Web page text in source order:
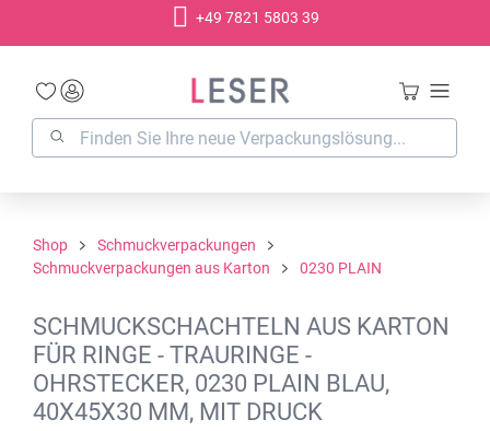
+49 7821 5803 39
Shop
Schmuckverpackungen
Schmuckverpackungen aus Karton
0230 PLAIN
SCHMUCKSCHACHTELN AUS KARTON
FÜR RINGE - TRAURINGE -
OHRSTECKER, 0230 PLAIN BLAU,
40X45X30 MM, MIT DRUCK